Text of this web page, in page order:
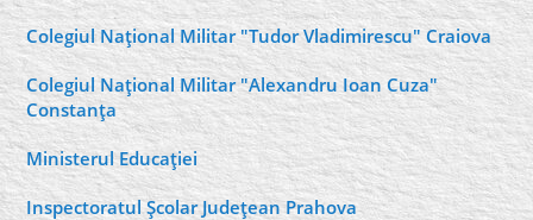
Colegiul Naţional Militar "Tudor Vladimirescu" Craiova
Colegiul Naţional Militar "Alexandru Ioan Cuza"
Constanţa
Ministerul Educaţiei
Inspectoratul Şcolar Judeţean Prahova